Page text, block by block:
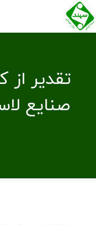
تقدیر از
صنایع